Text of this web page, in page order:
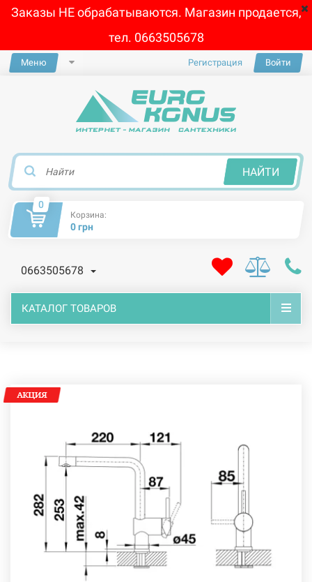
Заказы НЕ обрабатываются. Магазин продается,
тел. 0663505678
Меню Регистрация Войти
НАЙТИ
0
Корзина:
0 грн
0663505678
КАТАЛОГ ТОВАРОВ